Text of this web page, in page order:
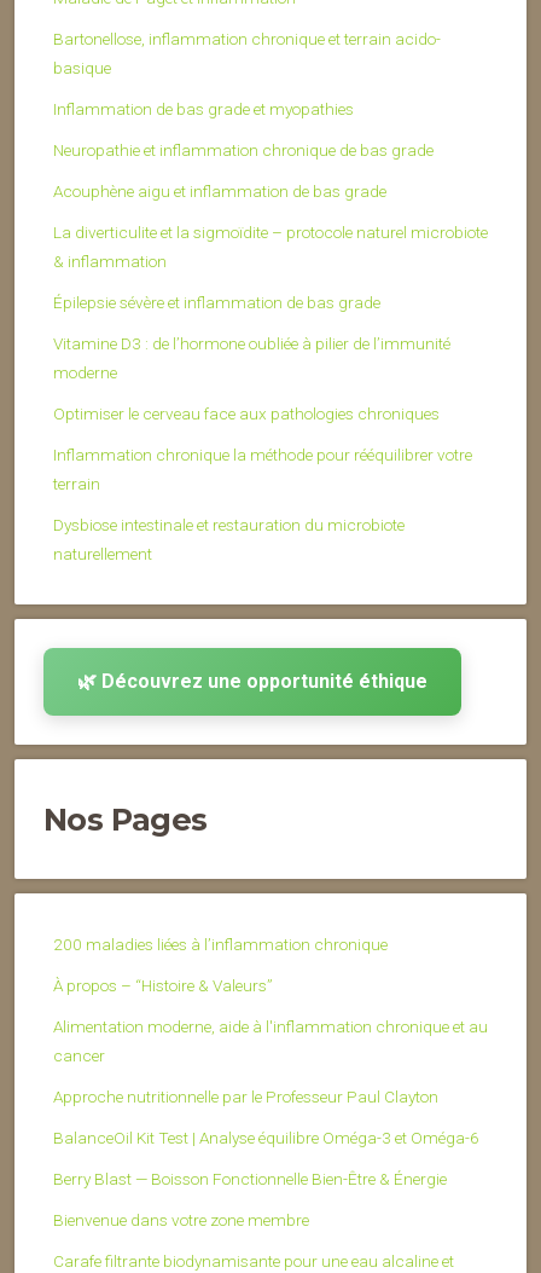
Bartonellose, inflammation chronique et terrain acido-
basique
Inflammation de bas grade et myopathies
Neuropathie et inflammation chronique de bas grade
Acouphène aigu et inflammation de bas grade
La diverticulite et la sigmoïdite – protocole naturel microbiote
& inflammation
Épilepsie sévère et inflammation de bas grade
Vitamine D3 : de l’hormone oubliée à pilier de l’immunité
moderne
Optimiser le cerveau face aux pathologies chroniques
Inflammation chronique la méthode pour rééquilibrer votre
terrain
Dysbiose intestinale et restauration du microbiote
naturellement
🌿 Découvrez une opportunité éthique
Nos Pages
200 maladies liées à l’inflammation chronique
À propos – “Histoire & Valeurs”
Alimentation moderne, aide à l'inflammation chronique et au
cancer
Approche nutritionnelle par le Professeur Paul Clayton
BalanceOil Kit Test | Analyse équilibre Oméga-3 et Oméga-6
Berry Blast — Boisson Fonctionnelle Bien-Être & Énergie
Bienvenue dans votre zone membre
Carafe filtrante biodynamisante pour une eau alcaline et